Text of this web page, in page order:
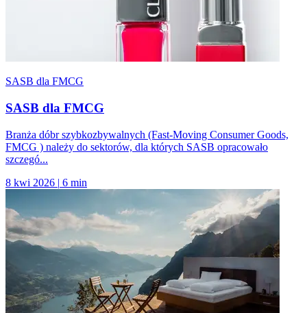
SASB dla FMCG
SASB dla FMCG
Branża dóbr szybkozbywalnych (Fast-Moving Consumer Goods,
FMCG ) należy do sektorów, dla których SASB opracowało
szczegó...
8 kwi 2026 | 6 min